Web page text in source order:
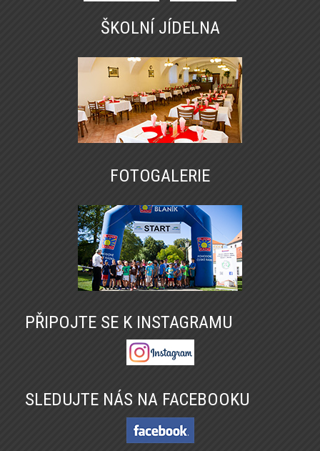
ŠKOLNÍ JÍDELNA
FOTOGALERIE
PŘIPOJTE SE K INSTAGRAMU
SLEDUJTE NÁS NA FACEBOOKU